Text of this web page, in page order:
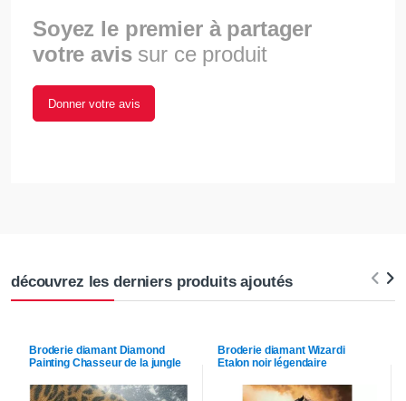
Soyez le premier à partager
votre avis sur ce produit
Donner votre avis
découvrez les derniers produits ajoutés
Broderie diamant Diamond
PaintingChasseur de la jungle
Broderie diamant Wizardi
Etalon noir légendaire